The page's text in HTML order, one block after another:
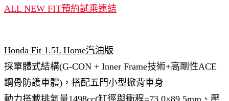
ALL NEW FIT預約試乘連結
Honda Fit 1.5L Home汽油版
採單體式結構(G-CON + Inner Frame技術+高剛性ACE
鋼骨防護車體)，搭配五門小型掀背車身
動力搭載排氣量1498cc(缸徑與衝程=73.0×89.5mm、壓